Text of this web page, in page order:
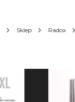
Sklep Radox